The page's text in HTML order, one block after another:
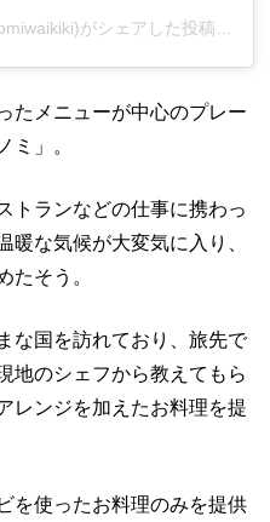
EbiNomi | Asian Fusion(@ebinomiwaikiki)がシェアした投稿
たメニューが中心のプレー
ミ」。
トランなどの仕事に携わっ
暖な気候が大変気に入り、
たそう。
な国を訪れており、旅先で
地のシェフから教えてもら
レンジを加えたお料理を提
を使ったお料理のみを提供